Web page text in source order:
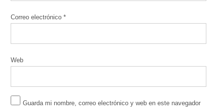
Correo electrónico*
Web
Guarda mi nombre, correo electrónico y web en este navegador